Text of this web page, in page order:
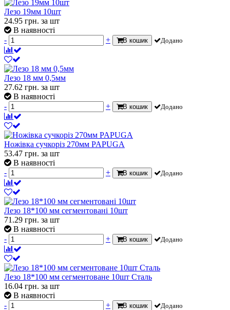
Лезо 19мм 10шт
24.95 грн. за шт
В наявності
-
+ В кошик Додано
Лезо 18 мм 0,5мм
27.62 грн. за шт
В наявності
-
+ В кошик Додано
Ножівка сучкоріз 270мм PAPUGA
53.47 грн. за шт
В наявності
-
+ В кошик Додано
Лезо 18*100 мм сегментовані 10шт
71.29 грн. за шт
В наявності
-
+ В кошик Додано
Лезо 18*100 мм сегментоване 10шт Сталь
16.04 грн. за шт
В наявності
-
+ В кошик Додано